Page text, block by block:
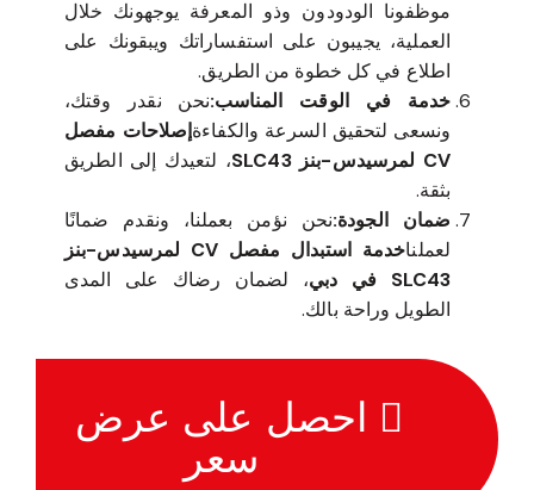
موظفونا الودودون وذو المعرفة يوجهونك خلال
العملية، يجيبون على استفساراتك ويبقونك على
اطلاع في كل خطوة من الطريق.
خدمة في الوقت المناسب:نحن نقدر وقتك،
ونسعى لتحقيق السرعة والكفاءةإصلاحات مفصل
CV لمرسيدس-بنز SLC43
، لتعيدك إلى الطريق
بثقة.
ضمان الجودة:نحن نؤمن بعملنا، ونقدم ضمانًا
لعملنا
خدمة استبدال مفصل CV لمرسيدس-بنز
SLC43 في دبي
، لضمان رضاك على المدى
الطويل وراحة بالك.
احصل على عرض
سعر